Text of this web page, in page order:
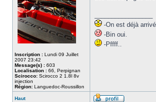
Inscription : Lundi 09 Juillet
2007 23:42
Message(s) : 603
Localisation : 66, Perpignan
Scirocco: Scirocco 2 1.8l 8v
injection
Région: Languedoc-Roussillon
-On est déjà
-Bin oui.
-Pffff..
Haut